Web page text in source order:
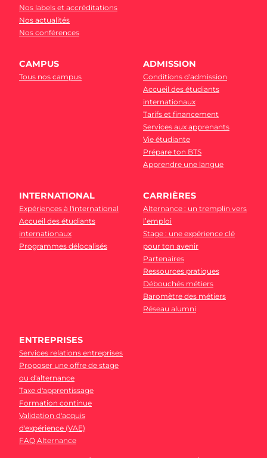
Nos labels et accréditations
Nos actualités
Nos conférences
CAMPUS
Tous nos campus
ADMISSION
Conditions d'admission
Accueil des étudiants
internationaux
Tarifs et financement
Services aux apprenants
Vie étudiante
Prépare ton BTS
Apprendre une langue
INTERNATIONAL
Expériences à l'international
Accueil des étudiants
internationaux
Programmes délocalisés
CARRIÈRES
Alternance : un tremplin vers
l’emploi
Stage : une expérience clé
pour ton avenir
Partenaires
Ressources pratiques
Débouchés métiers
Baromètre des métiers
Réseau alumni
ENTREPRISES
Services relations entreprises
Proposer une offre de stage
ou d'alternance
Taxe d'apprentissage
Formation continue
Validation d'acquis
d'expérience (VAE)
FAQ Alternance